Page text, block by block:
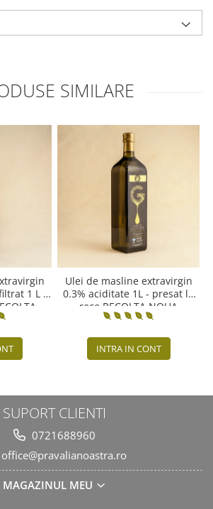
SIMILARE
1 L -
Ulei de masline extravirgin
0.3% aciditate 1L - presat la
rece RECOLTA NOUA
INTRA IN CONT
SUPORT CLIENTI
0721688960
office@pravalianoastra.ro
MAGAZINUL MEU